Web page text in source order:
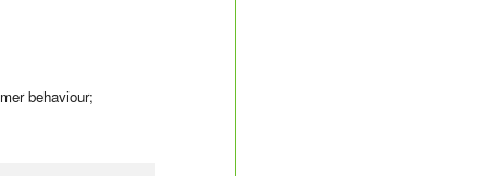
behaviour;